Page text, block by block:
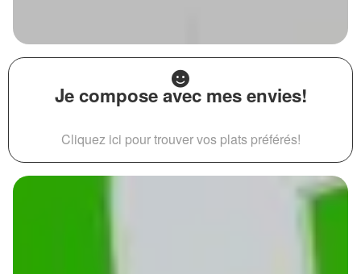
Je compose avec mes envies!
Cliquez ici pour trouver vos plats préférés!